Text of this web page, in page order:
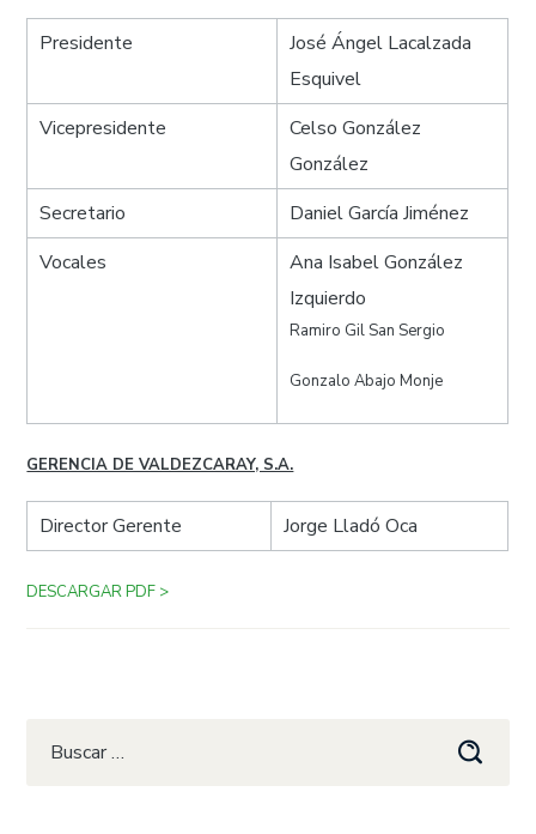
Presidente
José Ángel Lacalzada
Esquivel
Vicepresidente
Celso González
González
Secretario
Daniel García Jiménez
Vocales
Ana Isabel González
Izquierdo
Ramiro Gil San Sergio
Gonzalo Abajo Monje
GERENCIA DE VALDEZCARAY, S.A.
Director Gerente Jorge Lladó Oca
DESCARGAR PDF >